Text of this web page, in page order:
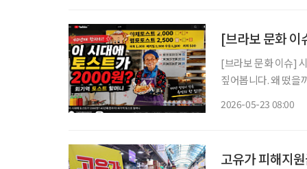
[브라보 문화 이
[브라보 문화 이슈]
짚어봅니다. 왜 떴을까? 요즘 유튜브를 보면 한국의 스트리트푸드(길거리 음식)를 조명한 콘
2026-05-23 08:00
고유가 피해지